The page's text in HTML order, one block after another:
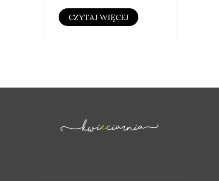
CZYTAJ WIĘCEJ